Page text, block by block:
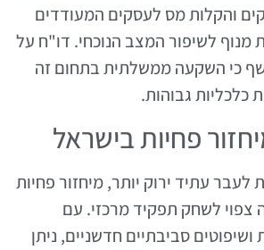
והקלות מס לעסקים המעודדים
מנוף לשיפור המצב הנוכחי. דו"ח על
כי השקעה ממשלתית בתחום זה
כלכליות גבוהות.
פחיות בישראל
עתיד ירוק יותר, מיחזור פחיות
לשחק תפקיד מרכזי. עם
סביבתיים חדשניים, ניתן